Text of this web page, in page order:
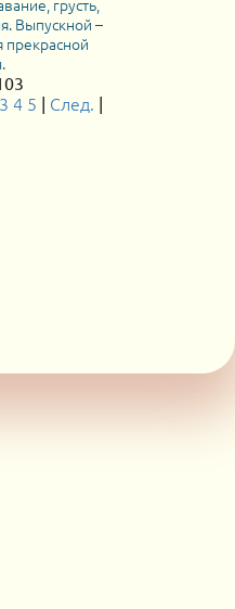
грусть,
Выпускной –
прекрасной
3 4 5 | След. |